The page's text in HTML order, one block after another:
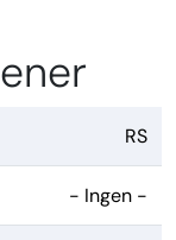
RS
- Ingen -